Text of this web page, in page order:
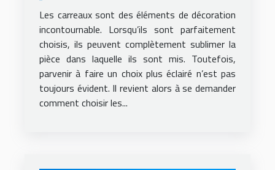
décoration ?
Les carreaux sont des éléments de décoration
incontournable. Lorsqu’ils sont parfaitement
choisis, ils peuvent complètement sublimer la
pièce dans laquelle ils sont mis. Toutefois,
parvenir à faire un choix plus éclairé n’est pas
toujours évident. Il revient alors à se demander
comment choisir les...